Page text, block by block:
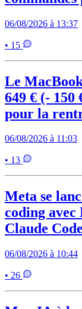
06/08/2026 à 13:37
• 15
Le
649 € (- 150
pour la
06/08/2026 à 11:03
• 13
Meta se
coding avec
Claude
06/08/2026 à 10:44
• 26